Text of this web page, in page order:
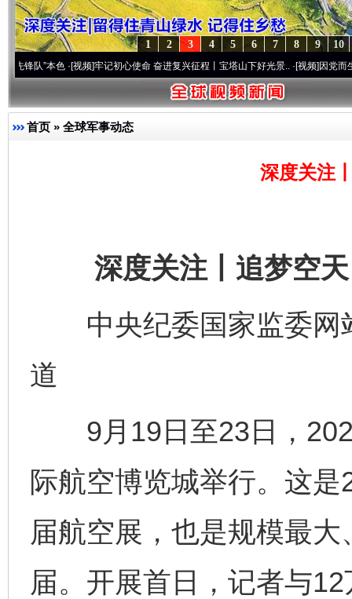
10
9
8
7
6
5
4
3
2
1
·[视频]牢记初心使命 奋进复兴征程丨宝塔山下好光景..·[视频]因党而生 为党而
首页 » 全球军事动态
深度关注
深度关注丨追梦空天
中央纪委国家监委网
道
9月19日至23日，
际航空博览城举行。这
届航空展，也是规模最
届。开展首日，记者与